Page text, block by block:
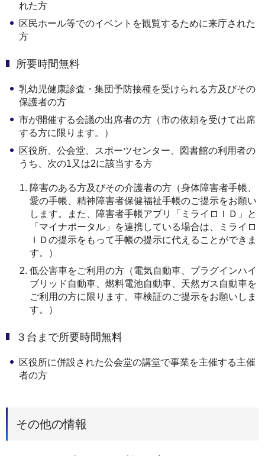
れた方
区民ホール等でのイベントを観覧するために来庁された
方
所要時間無料
乳幼児健康診査・集団予防接種を受けられる方及びその
保護者の方
市が開催する会議の出席者の方（市の依頼を受けて出席
する方に限ります。）
区役所、公会堂、スポーツセンター、図書館の利用者の
うち、次の1又は2に該当する方
障害のある方及びその介護者の方（身体障害者手帳、
愛の手帳、精神障害者保健福祉手帳のご提示をお願い
します。また、障害者手帳アプリ「ミライロＩＤ」と
「マイナポータル」を連携している場合は、ミライロ
ＩＤの提示をもって手帳の提示に代えることができま
す。）
低公害車をご利用の方（電気自動車、プラグインハイ
ブリッド自動車、燃料電池自動車、天然ガス自動車を
ご利用の方に限ります。車検証のご提示をお願いしま
す。）
３台まで所要時間無料
区役所に併設された公会堂の講堂で事業を主催する主催
者の方
その他の情報